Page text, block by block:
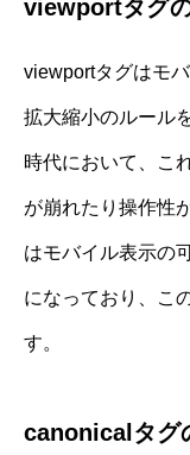
viewportタグ
viewportタグはモ
拡大縮小のルール
時代において、こ
が崩れたり操作性
はモバイル表示の
になっており、こ
す。
canonicalタグ